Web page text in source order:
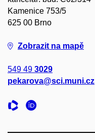
Kamenice 753/5
625 00 Brno
Zobrazit na mapě
549 49 3029
pekarova@sci.muni.cz